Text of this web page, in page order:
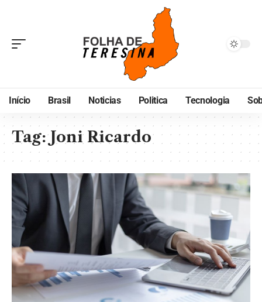
Início Brasil Noticias Politica Tecnologia
Tag:Joni Ricardo